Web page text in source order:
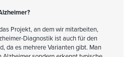
Projekt, an dem wir mitarbeiten,
Diagnostik ist auch für den
da es mehrere Varianten gibt. Man